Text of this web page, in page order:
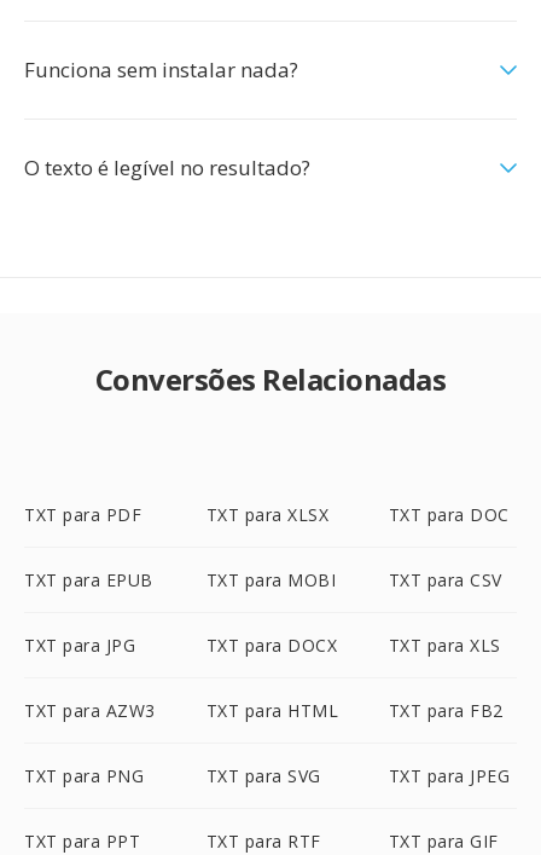
Funciona sem instalar nada?
O texto é legível no resultado?
Conversões Relacionadas
TXT para PDF TXT para XLSX TXT para DOC
TXT para EPUB TXT para MOBI TXT para CSV
TXT para JPG TXT para DOCX TXT para XLS
TXT para AZW3 TXT para HTML TXT para FB2
TXT para PNG TXT para SVG TXT para JPEG
TXT para PPT TXT para RTF TXT para GIF